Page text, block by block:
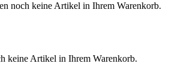
noch keine Artikel in Ihrem Warenkorb.
keine Artikel in Ihrem Warenkorb.